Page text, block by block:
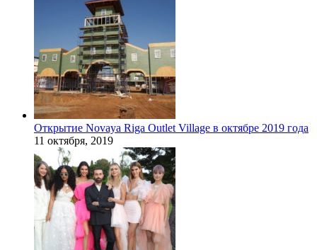
Открытие Novaya Riga Outlet Village в октябре 2019 года
11 октября, 2019